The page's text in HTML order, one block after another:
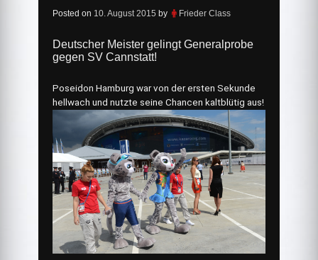
Posted on 10. August 2015 by Frieder Class
Deutscher Meister gelingt Generalprobe
gegen SV Cannstatt!
Poseidon Hamburg war von der ersten Sekunde
hellwach und nutzte seine Chancen kaltblütig aus!